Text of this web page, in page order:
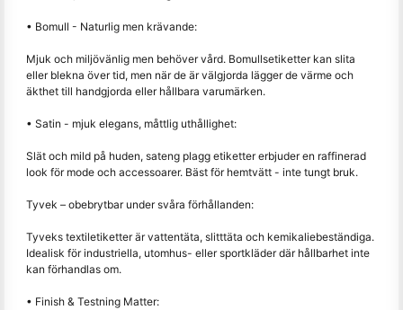
• Bomull - Naturlig men krävande:
Mjuk och miljövänlig men behöver vård. Bomullsetiketter kan slita
eller blekna över tid, men när de är välgjorda lägger de värme och
äkthet till handgjorda eller hållbara varumärken.
• Satin - mjuk elegans, måttlig uthållighet:
Slät och mild på huden, sateng plagg etiketter erbjuder en raffinerad
look för mode och accessoarer. Bäst för hemtvätt - inte tungt bruk.
Tyvek – obebrytbar under svåra förhållanden:
Tyveks textiletiketter är vattentäta, slitttäta och kemikaliebeständiga.
Idealisk för industriella, utomhus- eller sportkläder där hållbarhet inte
kan förhandlas om.
• Finish & Testning Matter: